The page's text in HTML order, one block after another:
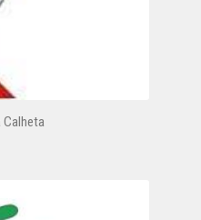
Calheta